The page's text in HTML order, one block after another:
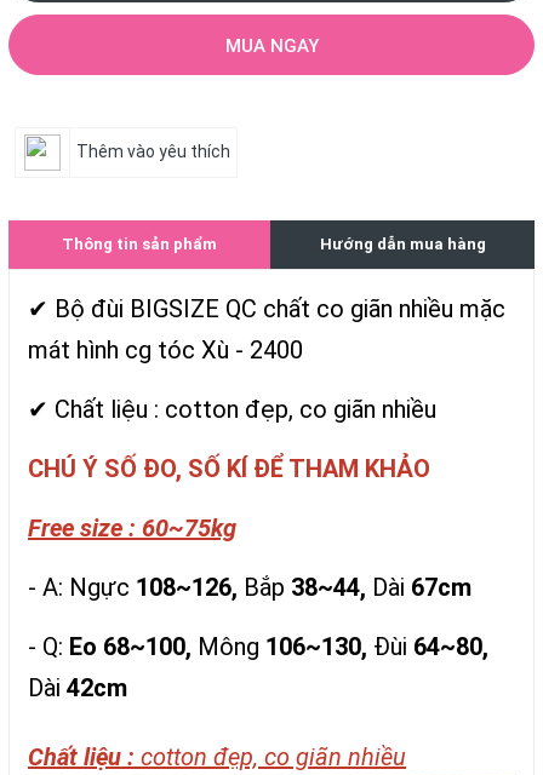
MUA NGAY
Thêm vào yêu thích
Thông tin sản phẩm Hướng dẫn mua hàng
✔ Bộ đùi BIGSIZE QC chất co giãn nhiều mặc
mát hình cg tóc Xù - 2400
✔ Chất liệu : cotton đẹp, co giãn nhiều
CHÚ Ý SỐ ĐO, SỐ KÍ ĐỂ THAM KHẢO
Free size : 60~75kg
- A: Ngực 108~126, Bắp 38~44, Dài 67cm
- Q: Eo 68~100, Mông 106~130, Đùi 64~80,
Dài 42cm
Chất liệu : cotton đẹp, co giãn nhiều